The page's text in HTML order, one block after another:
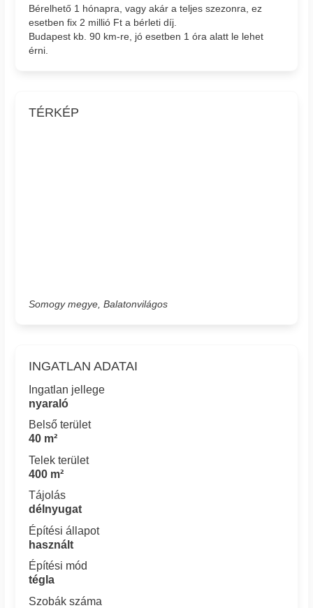
Bérelhető 1 hónapra, vagy akár a teljes szezonra, ez
esetben fix 2 millió Ft a bérleti díj.
Budapest kb. 90 km-re, jó esetben 1 óra alatt le lehet
érni.
TÉRKÉP
Somogy megye, Balatonvilágos
INGATLAN ADATAI
Ingatlan jellege
nyaraló
Belső terület
40 m²
Telek terület
400 m²
Tájolás
délnyugat
Építési állapot
használt
Építési mód
tégla
Szobák száma